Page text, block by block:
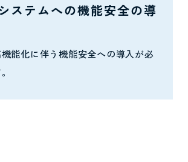
ステムへの機能安全の導
能化に伴う機能安全への導入が必